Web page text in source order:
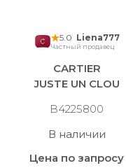
5.0 Liena777
Частный продавец
CARTIER
JUSTE UN CLOU
B4225800
В наличии
Цена по запросу